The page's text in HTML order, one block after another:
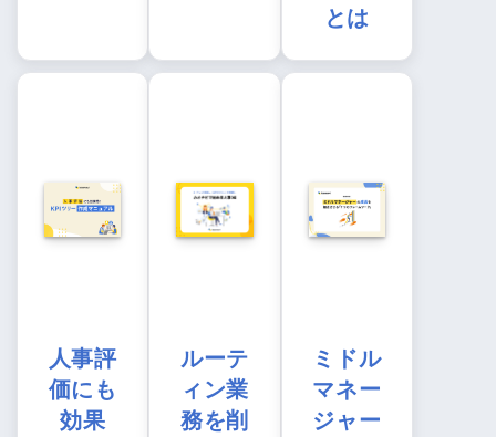
とは
人事評
価にも
効果
ルーテ
ィン業
務を削
ミドル
マネー
ジャー